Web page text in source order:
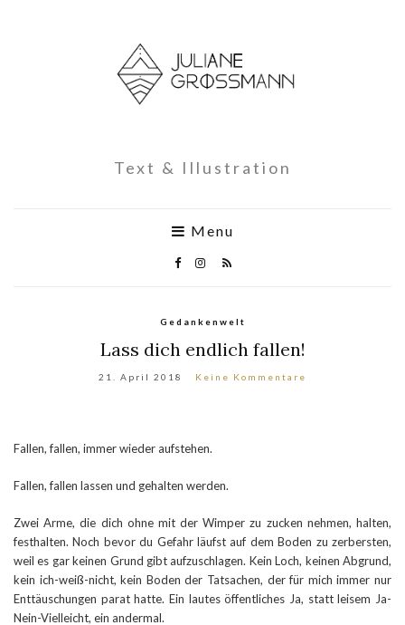
Text & Illustration
Menu
Gedankenwelt
Lass dich endlich fallen!
21. April 2018 Keine Kommentare
Fallen, fallen, immer wieder aufstehen.
Fallen, fallen lassen und gehalten werden.
Zwei Arme, die dich ohne mit der Wimper zu zucken nehmen, halten,
festhalten. Noch bevor du Gefahr läufst auf dem Boden zu zerbersten,
weil es gar keinen Grund gibt aufzuschlagen. Kein Loch, keinen Abgrund,
kein ich-weiß-nicht, kein Boden der Tatsachen, der für mich immer nur
Enttäuschungen parat hatte. Ein lautes öffentliches Ja, statt leisem Ja-
Nein-Vielleicht, ein andermal.